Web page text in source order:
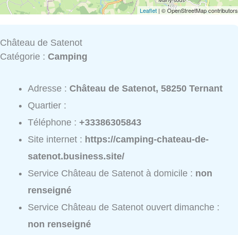
Leaflet | © OpenStreetMap contributors
Château de Satenot
Catégorie :Camping
Adresse :Château de Satenot, 58250 Ternant
Quartier :
Téléphone :+33386305843
Site internet : https://camping-chateau-de-
satenot.business.site/
Service Château de Satenot à domicile : non
renseigné
Service Château de Satenot ouvert dimanche :
non renseigné